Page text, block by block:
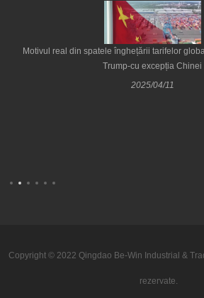
Motivul real din spatele înghețării tarifelor
Trump-cu excepția Chinei
2025/04/11
Copyright © 2022 Qingdao Be-Win Industrial &
rezervate.